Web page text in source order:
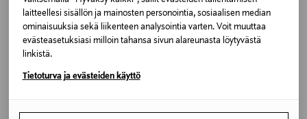
laitteellesi sisällön ja mainosten personointia, sosiaalisen median
ominaisuuksia sekä liikenteen analysointia varten. Voit muuttaa
evästeasetuksiasi milloin tahansa sivun alareunasta löytyvästä
linkistä.
Tietoturva ja evästeiden käyttö
Portugali
Valmistajan tuotenumero
211-437-772
Valmistaja
Original Price
48,00 €
Original Price
95,00 €